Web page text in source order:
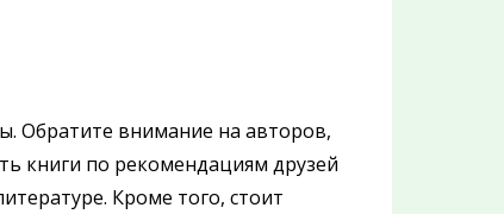
Обратите внимание на авторов,
книги по рекомендациям друзей
Кроме того, стоит